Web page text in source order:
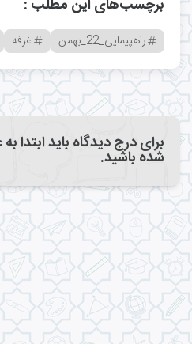
برچسب‌های این مطلب :
راهپیمایی_22_بهمن غرفه
برای درج دیدگاه باید ابتدا
شده باشید.